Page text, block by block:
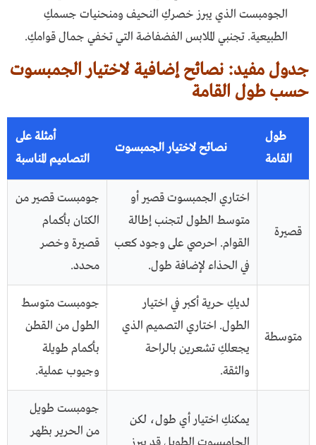
الجومبست الذي يبرز خصركِ النحيف ومنحنيات جسمكِ
الطبيعية. تجنبي الملابس الفضفاضة التي تخفي جمال قوامكِ.
جدول مفيد: نصائح إضافية لاختيار الجمبسوت
حسب طول القامة
طول
القامة
نصائح لاختيار الجمبسوت
أمثلة على
التصاميم المناسبة
قصيرة
اختاري الجمبسوت قصير أو
متوسط الطول لتجنب إطالة
القوام. احرصي على وجود كعب
في الحذاء لإضافة طول.
جومبست قصير من
الكتان بأكمام
قصيرة وخصر
محدد.
متوسطة
لديكِ حرية أكبر في اختيار
الطول. اختاري التصميم الذي
يجعلكِ تشعرين بالراحة
والثقة.
جومبست متوسط
الطول من القطن
بأكمام طويلة
وجيوب عملية.
يمكنكِ اختيار أي طول، لكن
جومبست طويل
من الحرير بظهر